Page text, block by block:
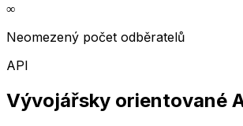
∞
Neomezený počet odběratelů
API
Vývojářsky orientované